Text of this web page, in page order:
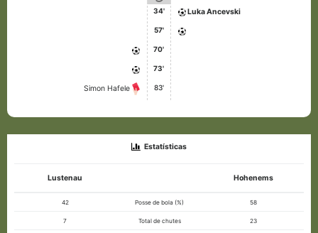
34' Luka Ancevski
57'
70'
73'
Simon Hafele 83'
Estatísticas
Lustenau Hohenems
42 Posse de bola (%) 58
7 Total de chutes 23